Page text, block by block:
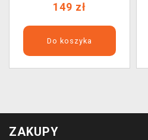
149 zł
Do koszyka
ZAKUPY